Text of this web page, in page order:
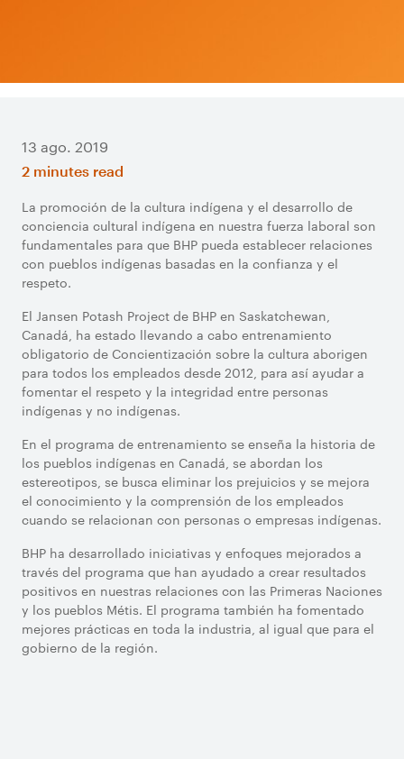
13 ago. 2019
2 minutes read
La promoción de la cultura indígena y el desarrollo de
conciencia cultural indígena en nuestra fuerza laboral son
fundamentales para que BHP pueda establecer relaciones
con pueblos indígenas basadas en la confianza y el
respeto.
El Jansen Potash Project de BHP en Saskatchewan,
Canadá, ha estado llevando a cabo entrenamiento
obligatorio de Concientización sobre la cultura aborigen
para todos los empleados desde 2012, para así ayudar a
fomentar el respeto y la integridad entre personas
indígenas y no indígenas.
En el programa de entrenamiento se enseña la historia de
los pueblos indígenas en Canadá, se abordan los
estereotipos, se busca eliminar los prejuicios y se mejora
el conocimiento y la comprensión de los empleados
cuando se relacionan con personas o empresas indígenas.
BHP ha desarrollado iniciativas y enfoques mejorados a
través del programa que han ayudado a crear resultados
positivos en nuestras relaciones con las Primeras Naciones
y los pueblos Métis. El programa también ha fomentado
mejores prácticas en toda la industria, al igual que para el
gobierno de la región.